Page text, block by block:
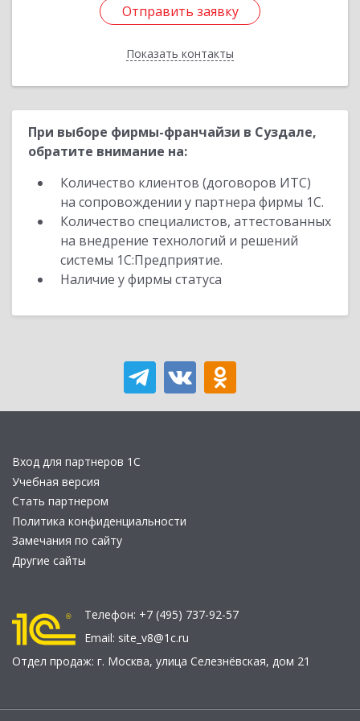
Отправить заявку
Показать контакты
Отправить заявку
Назад
При выборе фирмы-франчайзи в Суздале,
обратите внимание на:
Количество клиентов (договоров ИТС)
на сопровождении у партнера фирмы 1С.
Количество специалистов, аттестованных
на внедрение технологий и решений
системы 1С:Предприятие.
Наличие у фирмы статуса
Вход для партнеров 1С
Учебная версия
Стать партнером
Политика конфиденциальности
Замечания по сайту
Другие сайты
Телефон: +7 (495) 737-92-57
Email: site_v8@1c.ru
Отдел продаж: г. Москва, улица Селезнёвская, дом 21